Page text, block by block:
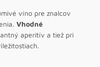
víno pre znalcov
Vhodné
aperitív a tiež pri